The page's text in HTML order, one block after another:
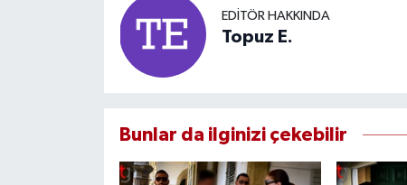
EDITÖR HAKKINDA
Topuz E.
Bunlar da ilginizi çekebilir